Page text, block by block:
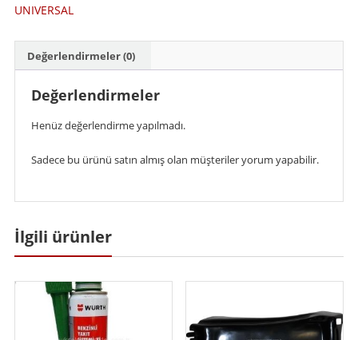
Seti
UNIVERSAL
Değerlendirmeler (0)
Değerlendirmeler
Henüz değerlendirme yapılmadı.
Sadece bu ürünü satın almış olan müşteriler yorum yapabilir.
İlgili ürünler